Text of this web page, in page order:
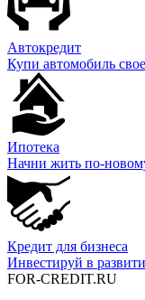
Автокредит
Купи автомобиль
Ипотека
Начни жить по-
Кредит для бизнеса
Инвестируй в
FOR-CREDIT.RU